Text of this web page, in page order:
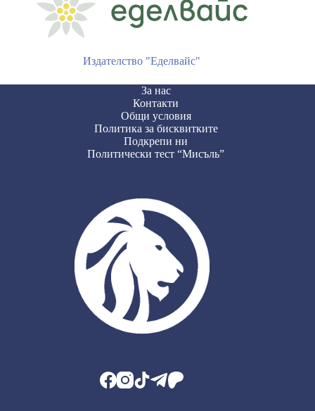
Издателство "Еделвайс"
За нас
Контакти
Общи условия
Политика за бисквитките
Подкрепи ни
Политически тест “Мисъль”